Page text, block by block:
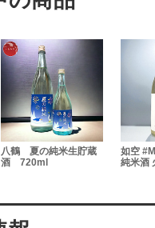
如空 #MUROKAシリーズ
純米酒 火入れ 1.8L
豊盃 夏
1.8L